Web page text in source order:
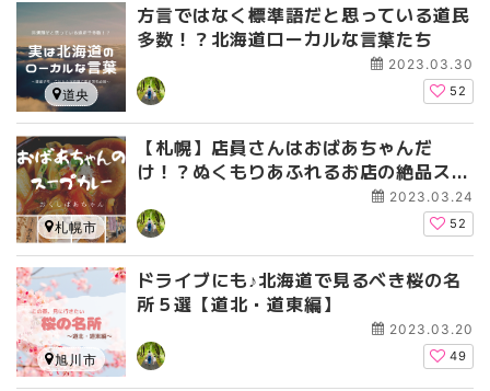
方言ではなく標準語だと思っている道民
多数！？北海道ローカルな言葉たち
2023.03.30
52
道央
【札幌】店員さんはおばあちゃんだ
け！？ぬくもりあふれるお店の絶品スー
2023.03.24
52
札幌市
ドライブにも♪北海道で見るべき桜の名
所５選【道北・道東編】
2023.03.20
49
旭川市